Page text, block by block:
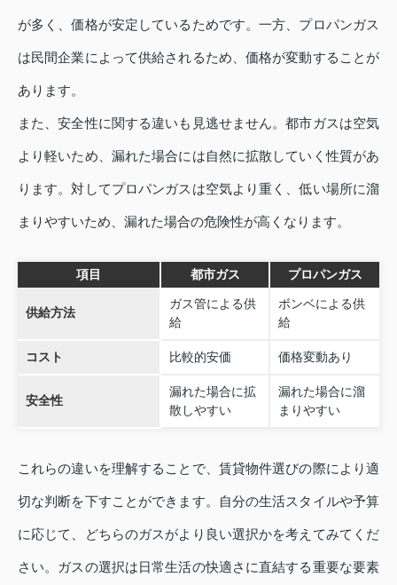
が多く、価格が安定しているためです。一方、プロパンガス
は民間企業によって供給されるため、価格が変動することが
あります。
また、安全性に関する違いも見逃せません。都市ガスは空気
より軽いため、漏れた場合には自然に拡散していく性質があ
ります。対してプロパンガスは空気より重く、低い場所に溜
まりやすいため、漏れた場合の危険性が高くなります。
項目 都市ガス プロパンガス
供給方法
ガス管による供
給
ボンベによる供
給
コスト 比較的安価 価格変動あり
安全性
漏れた場合に拡
散しやすい
漏れた場合に溜
まりやすい
これらの違いを理解することで、賃貸物件選びの際により適
切な判断を下すことができます。自分の生活スタイルや予算
に応じて、どちらのガスがより良い選択かを考えてみてくだ
さい。ガスの選択は日常生活の快適さに直結する重要な要素